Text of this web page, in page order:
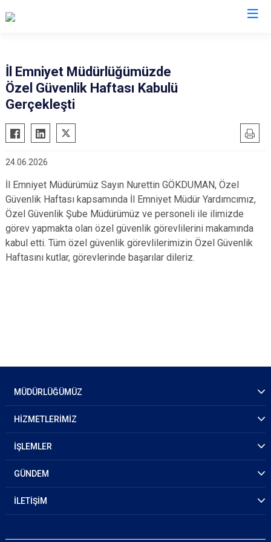
İl Emniyet Müdürlüğümüzde
Özel Güvenlik Haftası Kabulü
Gerçekleşti
24.06.2026
İl Emniyet Müdürümüz Sayın Nurettin GÖKDUMAN, Özel
Güvenlik Haftası kapsamında İl Emniyet Müdür Yardımcımız,
Özel Güvenlik Şube Müdürümüz ve personeli ile ilimizde
görev yapmakta olan özel güvenlik görevlilerini makamında
kabul etti. Tüm özel güvenlik görevlilerimizin Özel Güvenlik
Haftasını kutlar, görevlerinde başarılar dileriz.
MÜDÜRLÜĞÜMÜZ
HİZMETLERİMİZ
İŞLEMLER
GÜNDEM
İLETİŞİM